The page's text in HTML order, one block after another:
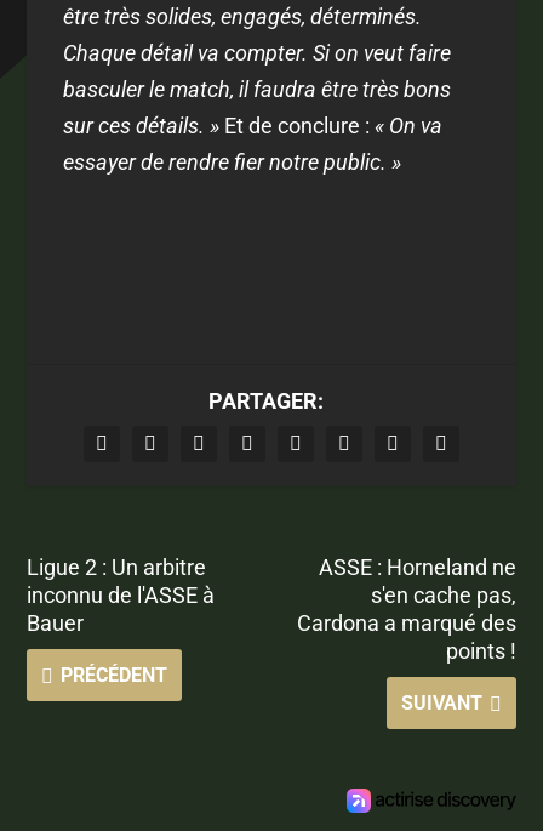
être très solides, engagés, déterminés.
Chaque détail va compter. Si on veut faire
basculer le match, il faudra être très bons
sur ces détails. » Et de conclure :« On va
essayer de rendre fier notre public. »
PARTAGER:
Ligue 2 : Un arbitre
inconnu de l'ASSE à
Bauer
PRÉCÉDENT
ASSE : Horneland ne
s'en cache pas,
Cardona a marqué des
points !
SUIVANT